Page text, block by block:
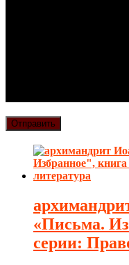
«Письма.
серии: